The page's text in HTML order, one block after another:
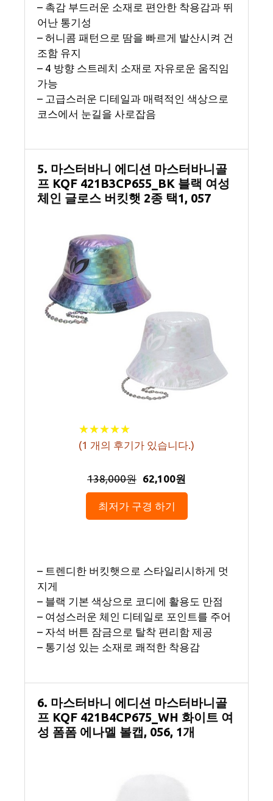
– 촉감 부드러운 소재로 편안한 착용감과 뛰
어난 통기성
– 허니콤 패턴으로 땀을 빠르게 발산시켜 건
조함 유지
– 4 방향 스트레치 소재로 자유로운 움직임
가능
– 고급스러운 디테일과 매력적인 색상으로
코스에서 눈길을 사로잡음
5. 마스터바니 에디션 마스터바니골
프 KQF 421B3CP655_BK 블랙 여성
체인 글로스 버킷햇 2종 택1, 057
★★★★★
★★★★★
(1 개의 후기가 있습니다.)
138,000원 62,100원
최저가 구경 하기
– 트렌디한 버킷햇으로 스타일리시하게 멋
지게
– 블랙 기본 색상으로 코디에 활용도 만점
– 여성스러운 체인 디테일로 포인트를 주어
– 자석 버튼 잠금으로 탈착 편리함 제공
– 통기성 있는 소재로 쾌적한 착용감
6. 마스터바니 에디션 마스터바니골
프 KQF 421B4CP675_WH 화이트 여
성 폼폼 에나멜 볼캡, 056, 1개